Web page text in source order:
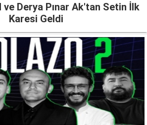
Derya Pınar Ak'tan Setin İlk
Karesi Geldi